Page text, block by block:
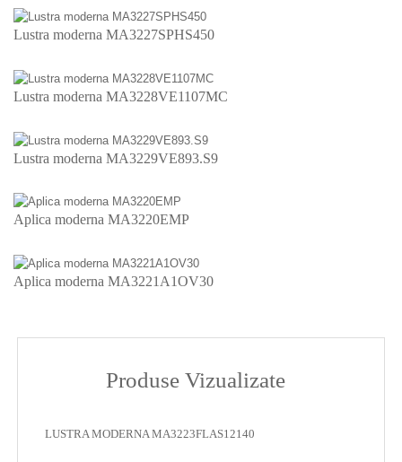
Lustra moderna MA3227SPHS450
Lustra moderna MA3228VE1107MC
Lustra moderna MA3229VE893.S9
Aplica moderna MA3220EMP
Aplica moderna MA3221A1OV30
Produse Vizualizate
LUSTRA MODERNA MA3223FLAS12140